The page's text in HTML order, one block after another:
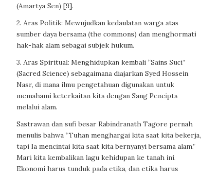
(Amartya Sen) [9].
2. Aras Politik: Mewujudkan kedaulatan warga atas
sumber daya bersama (the commons) dan menghormati
hak-hak alam sebagai subjek hukum.
3. Aras Spiritual: Menghidupkan kembali “Sains Suci”
(Sacred Science) sebagaimana diajarkan Syed Hossein
Nasr, di mana ilmu pengetahuan digunakan untuk
memahami keterkaitan kita dengan Sang Pencipta
melalui alam.
Sastrawan dan sufi besar Rabindranath Tagore pernah
menulis bahwa “Tuhan menghargai kita saat kita bekerja,
tapi Ia mencintai kita saat kita bernyanyi bersama alam.”
Mari kita kembalikan lagu kehidupan ke tanah ini.
Ekonomi harus tunduk pada etika, dan etika harus